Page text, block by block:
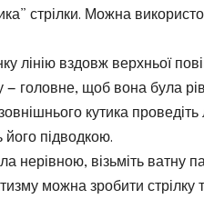
стрілки. Можна
лінію вздовж верхньої
— головне, щоб вона була
кутика
його підводкою.
нерівною, візьміть ватну
можна зробити